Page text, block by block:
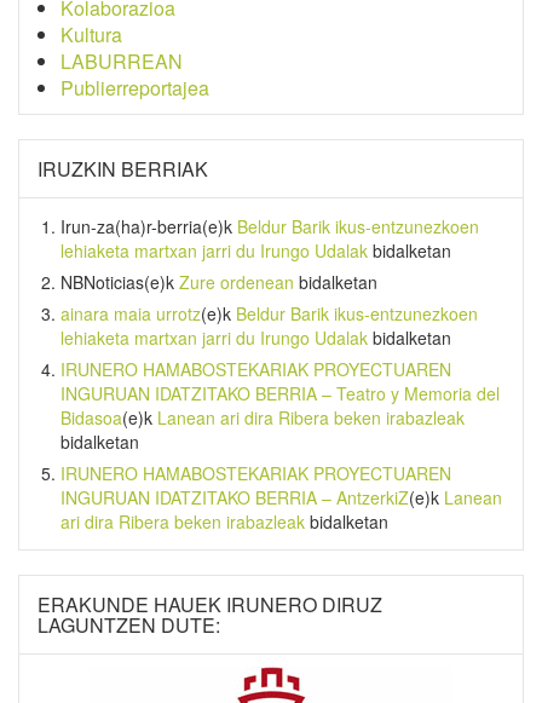
Kolaborazioa
Kultura
LABURREAN
Publierreportajea
IRUZKIN BERRIAK
Irun-za(ha)r-berria(e)k Beldur Barik ikus-entzunezkoen
lehiaketa martxan jarri du Irungo Udalak bidalketan
NBNoticias(e)k Zure ordenean bidalketan
ainara maia urrotz(e)k Beldur Barik ikus-entzunezkoen
lehiaketa martxan jarri du Irungo Udalak bidalketan
IRUNERO HAMABOSTEKARIAK PROYECTUAREN
INGURUAN IDATZITAKO BERRIA – Teatro y Memoria del
Bidasoa(e)k Lanean ari dira Ribera beken irabazleak
bidalketan
IRUNERO HAMABOSTEKARIAK PROYECTUAREN
INGURUAN IDATZITAKO BERRIA – AntzerkiZ(e)k Lanean
ari dira Ribera beken irabazleak bidalketan
ERAKUNDE HAUEK IRUNERO DIRUZ
LAGUNTZEN DUTE: